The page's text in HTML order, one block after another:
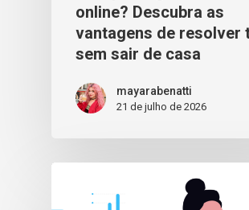
online? Descubra as
vantagens de resolver
sem sair de casa
mayarabenatti
21 de julho de 2026